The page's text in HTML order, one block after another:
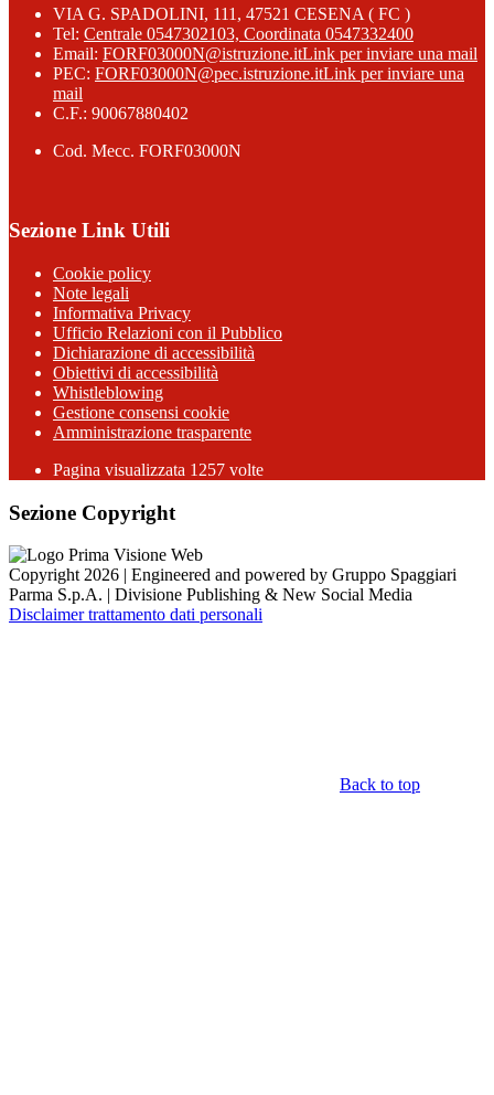
VIA G. SPADOLINI, 111, 47521 CESENA ( FC )
Tel: Centrale 0547302103, Coordinata 0547332400
Email: FORF03000N@istruzione.itLink per inviare una mail
PEC: FORF03000N@pec.istruzione.itLink per inviare una
mail
C.F.: 90067880402
Cod. Mecc. FORF03000N
Sezione Link Utili
Cookie policy
Note legali
Informativa Privacy
Ufficio Relazioni con il Pubblico
Dichiarazione di accessibilità
Obiettivi di accessibilità
Whistleblowing
Gestione consensi cookie
Amministrazione trasparente
Pagina visualizzata 1257 volte
Sezione Copyright
Copyright 2026 | Engineered and powered by Gruppo Spaggiari
Parma S.p.A. | Divisione Publishing & New Social Media
Disclaimer trattamento dati personali
Back to top